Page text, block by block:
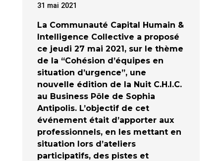
31 mai 2021
La Communauté Capital Humain &
Intelligence Collective a proposé
ce jeudi 27 mai 2021, sur le thème
de la “Cohésion d’équipes en
situation d’urgence”, une
nouvelle édition de la Nuit C.H.I.C.
au Business Pôle de Sophia
Antipolis. L’objectif de cet
événement était d’apporter aux
professionnels, en les mettant en
situation lors d’ateliers
participatifs, des pistes et